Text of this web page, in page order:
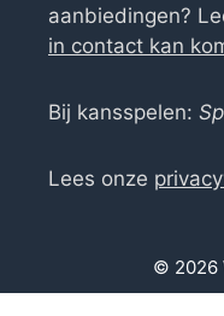
aanbiedingen?
in contact kan
Bij kansspelen:
Lees onze
© 2026